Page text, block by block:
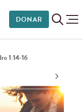
DONAR
1:14-16